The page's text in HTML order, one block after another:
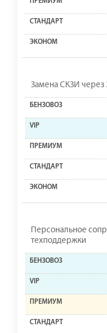
Замена СКЗИ через
Персональное
техподдержки